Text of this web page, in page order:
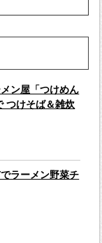
ン屋「つけめん
つけそば＆雑炊
ラーメン野菜チ